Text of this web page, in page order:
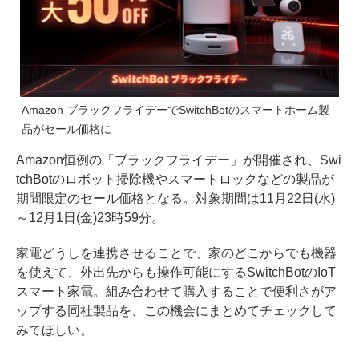
Amazon ブラックフライデーでSwitchBotのスマートホーム製
品がセール価格に
Amazon恒例の「ブラックフライデー」が開催され、Swi
tchBotのロボット掃除機やスマートロックなどの製品が
期間限定のセール価格となる。対象期間は11月22日(水)
～12月1日(金)23時59分。
家電どうしを連携させることで、家のどこからでも機器
を使えて、外出先からも操作可能にするSwitchBotのIoT
スマート家電。組み合わせて購入することで便利さがア
ップする同社製品を、この機会にまとめてチェックして
みてほしい。